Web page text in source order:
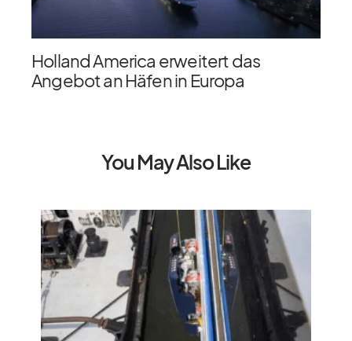
Holland America erweitert das
Angebot an Häfen in Europa
You May Also Like